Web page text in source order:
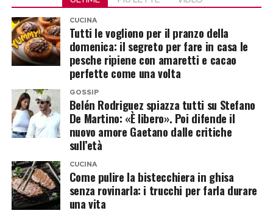
reality. Dopo aver vissuto sentimenti, errori e
riconciliazioni sotto gli occhi di milioni di
spettatori, questa volta Perla sembra voler
lasciare il prossimo amore fuori
dall’inquadratura.
Post Views: 225
concluso, ringraziando implicitamente chi gli è
stato vicino in queste ore difficili.
Il messaggio ha subito raccolto centinaia di
commenti e auguri da parte dei fan, che hanno
espresso vicinanza all’ex volto di
Islande gli hanno augurato una pronta
guarigione.
Post Views: 330
piede nella Casa, incontrando però sempre le
sue perplessità. L’ex portavoce non avrebbe
ancora sciolto le riserve neppure questa volta e
sembrerebbe orientato verso un nuovo rifiuto.
La proposta, tuttavia, avrebbe assunto contorni
diversi rispetto al passato. Il Grande Fratello,
pronto a tornare a settembre con un’edizione vip
condotta da Ilary Blasi, starebbe valutando la
possibilità di coinvolgere anche Alejandro
Martinez, imprenditore colombiano e compagno
di Casalino.
CUCINA
Tutti le vogliono per il pranzo della
domenica: il segreto per fare in casa le
pesche ripiene con amaretti e cacao
perfette come una volta
GOSSIP
Belén Rodriguez spiazza tutti su Stefano
De Martino: «È libero». Poi difende il
nuovo amore Gaetano dalle critiche
sull’età
CUCINA
Come pulire la bistecchiera in ghisa
senza rovinarla: i trucchi per farla durare
una vita